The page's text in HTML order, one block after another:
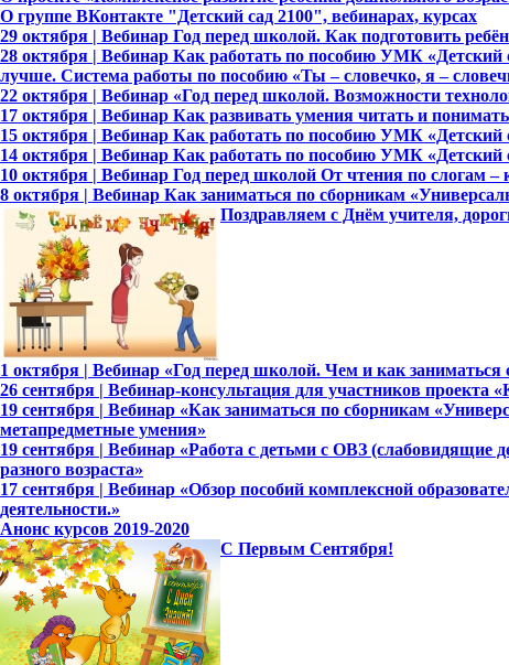
О группе ВКонтакте "Детский сад 2100", вебинарах, курсах
29 октября | Вебинар Год перед школой. Как подготовить
28 октября | Вебинар Как работать по пособию УМК «Детский
лучше. Система работы по пособию «Ты – словечко, я –
22 октября | Вебинар «Год перед школой. Возможности
17 октября | Вебинар Как развивать умения читать и
15 октября | Вебинар Как работать по пособию УМК
14 октября | Вебинар Как работать по пособию УМК «Детский
10 октября | Вебинар Год перед школой От чтения по слогам
8 октября | Вебинар Как заниматься по сборникам
Поздравляем с Днём учителя,
1 октября | Вебинар «Год перед школой. Чем и как заниматься
26 сентября | Вебинар-консультация для участников проекта
19 сентября | Вебинар «Как заниматься по сборникам
метапредметные умения»
19 сентября | Вебинар «Работа с детьми с ОВЗ
разного возраста»
17 сентября | Вебинар «Обзор пособий комплексной
деятельности.»
Анонс курсов 2019-2020
С Первым Сентября!